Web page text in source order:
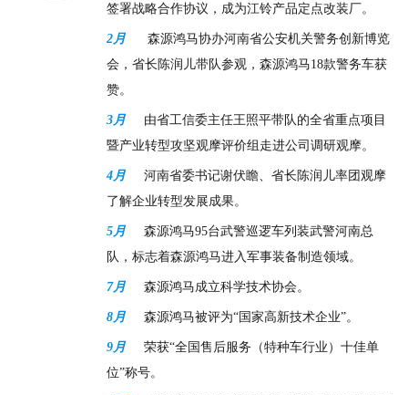
签署战略合作协议，成为江铃产品定点改装厂。
2月
森源鸿马协办河南省公安机关警务创新博览
会，省长陈润儿带队参观，森源鸿马18款警务车获
赞。
3月
由省工信委主任王照平带队的全省重点项目
暨产业转型攻坚观摩评价组走进公司调研观摩。
4月
河南省委书记谢伏瞻、省长陈润儿率团观摩
了解企业转型发展成果。
5月
森源鸿马95台武警巡逻车列装武警河南总
队，标志着森源鸿马进入军事装备制造领域。
7月 森源鸿马成立科学技术协会。
8月 森源鸿马被评为“国家高新技术企业”。
9月
荣获“全国售后服务（特种车行业）十佳单
位”称号。